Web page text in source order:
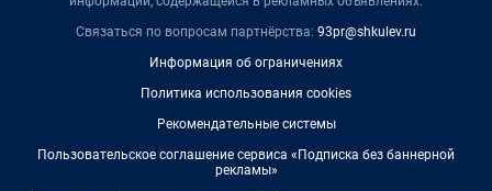
Связаться по вопросам партнёрства: 93pr@shkulev.ru
Информация об ограничениях
Политика использования cookies
Рекомендательные системы
Пользовательское соглашение сервиса «Подписка без баннерной
рекламы»